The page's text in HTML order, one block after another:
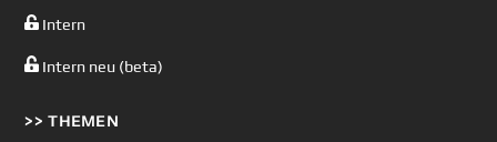
Intern
Intern neu (beta)
>> THEMEN